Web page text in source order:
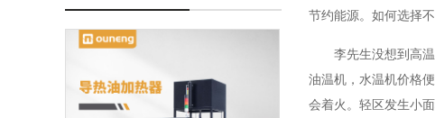
节约能源。如何选择
李先生没想到高
油温机，水温机价格
会着火。轻区发生小